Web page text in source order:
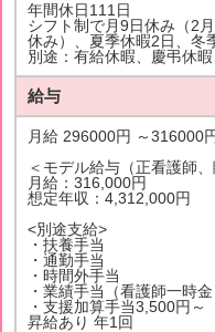
年間休日111日
シフト制で月9日休み（2
休み）、夏季休暇2日、冬
別途：有給休暇、慶弔休
給与
月給 296000円 ～316000
＜モデル給与（正看護師
月給：316,000円
想定年収：4,312,000円
<別途支給>
・扶養手当
・通勤手当
・時間外手当
・業績手当（看護師一
・支援加算手当3,500円～
昇給あり 年1回